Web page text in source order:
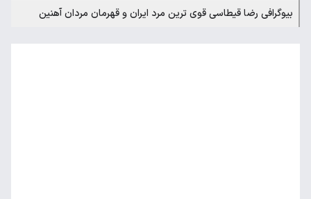
بیوگرافی رضا قیطاسی قوی ترین مرد ایران و قهرمان مردان آهنین